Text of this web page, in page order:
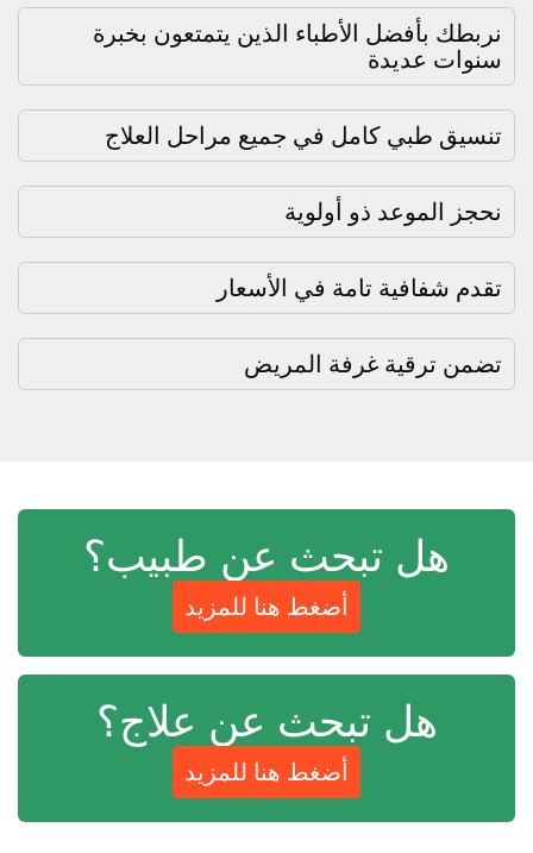
نربطك بأفضل الأطباء الذين يتمتعون بخبرة
سنوات عديدة
تنسيق طبي كامل في جميع مراحل العلاج
نحجز الموعد ذو أولوية
تقدم شفافية تامة في الأسعار
تضمن ترقية غرفة المريض
هل تبحث عن طبيب؟
أضغط هنا للمزيد
هل تبحث عن علاج؟
أضغط هنا للمزيد